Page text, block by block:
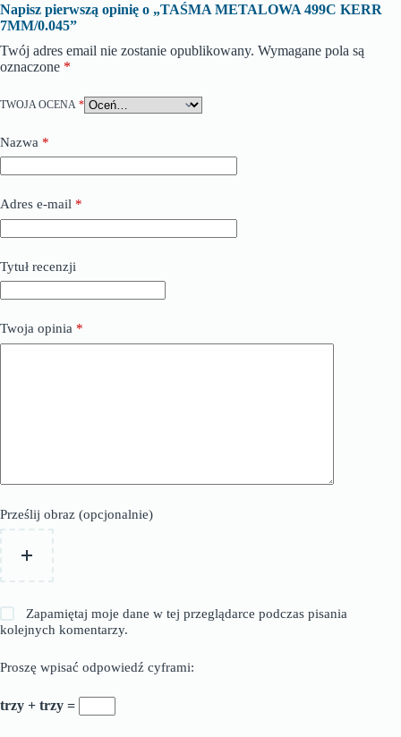
Napisz pierwszą opinię o „TAŚMA METALOWA 499C KERR
7MM/0.045”
Twój adres email nie zostanie opublikowany. Wymagane pola są
oznaczone *
TWOJA OCENA *
Nazwa *
Adres e-mail *
Tytuł recenzji
Twoja opinia *
Prześlij obraz (opcjonalnie)
Zapamiętaj moje dane w tej przeglądarce podczas pisania
kolejnych komentarzy.
Proszę wpisać odpowiedź cyframi:
trzy + trzy =